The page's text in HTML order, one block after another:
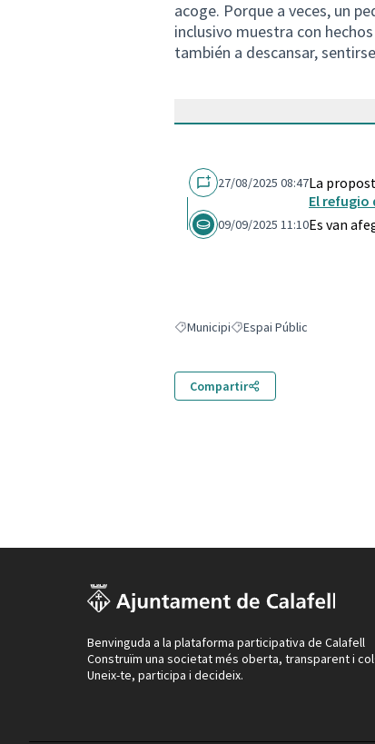
acoge. Porque a veces, un
inclusivo muestra con
también a descansar,
27/08/2025 08:47La
El refugio
09/09/2025 11:10Es van
Resultats en filtrar per: Municipi
MunicipiResultats en filtrar per:
Espai Públic
Compartir
Benvinguda a la plataforma participativa de Calafell
Construïm una societat més oberta, transparent i
Uneix-te, participa i decideix.